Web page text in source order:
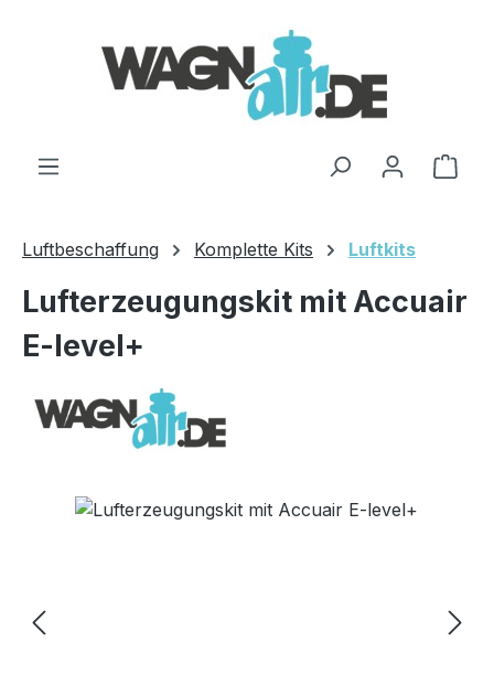
Luftbeschaffung Komplette Kits Luftkits
Lufterzeugungskit mit Accuair
E-level+
Bildergalerie überspringen